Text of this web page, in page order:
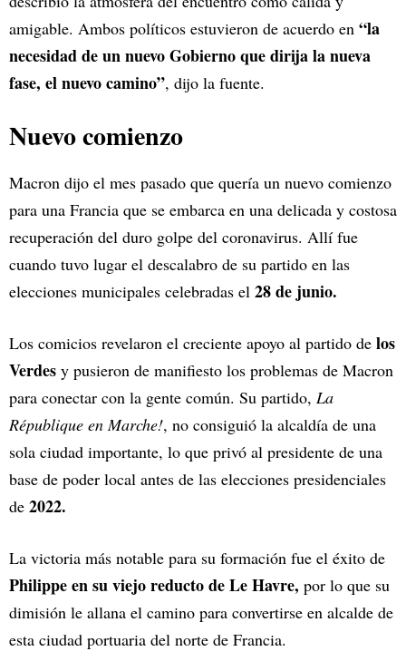
amigable. Ambos políticos estuvieron de acuerdo en “la
necesidad de un nuevo Gobierno que dirija la nueva
fase, el nuevo camino”, dijo la fuente.
Nuevo comienzo
Macron dijo el mes pasado que quería un nuevo comienzo
para una Francia que se embarca en una delicada y costosa
recuperación del duro golpe del coronavirus. Allí fue
cuando tuvo lugar el descalabro de su partido en las
elecciones municipales celebradas el 28 de junio.
Los comicios revelaron el creciente apoyo al partido de los
Verdes y pusieron de manifiesto los problemas de Macron
para conectar con la gente común. Su partido, La
République en Marche!, no consiguió la alcaldía de una
sola ciudad importante, lo que privó al presidente de una
base de poder local antes de las elecciones presidenciales
de 2022.
La victoria más notable para su formación fue el éxito de
Philippe en su viejo reducto de Le Havre, por lo que su
dimisión le allana el camino para convertirse en alcalde de
esta ciudad portuaria del norte de Francia.